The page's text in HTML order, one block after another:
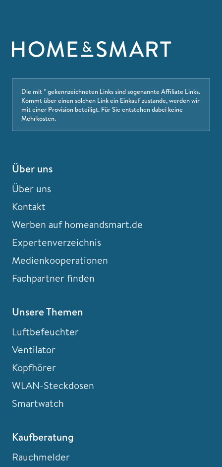
Die mit * gekennzeichneten Links sind sogenannte Affiliate Links.
Kommt über einen solchen Link ein Einkauf zustande, werden wir
mit einer Provision beteiligt. Für Sie entstehen dabei keine
Mehrkosten.
Über uns
Über uns
Kontakt
Werben auf homeandsmart.de
Expertenverzeichnis
Medienkooperationen
Fachpartner finden
Unsere Themen
Luftbefeuchter
Ventilator
Kopfhörer
WLAN-Steckdosen
Smartwatch
Kaufberatung
Rauchmelder